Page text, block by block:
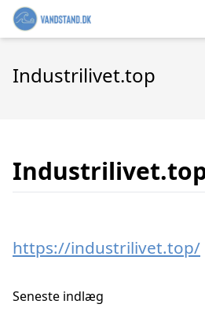
Industrilivet.top
https://industrilivet.top/
Seneste indlæg